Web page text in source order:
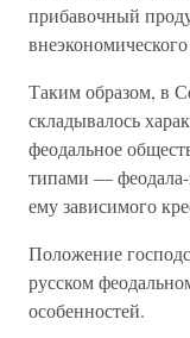
прибавочный
Таким образом, в
складывалось
феодальное
типами — феодала-
ему зависимого
Положение
русском
особенностей.